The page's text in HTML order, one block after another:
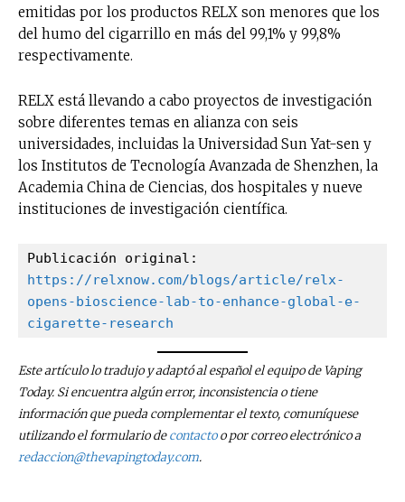
emitidas por los productos RELX son menores que los
del humo del cigarrillo en más del 99,1% y 99,8%
respectivamente.
RELX está llevando a cabo proyectos de investigación
sobre diferentes temas en alianza con seis
universidades, incluidas la Universidad Sun Yat-sen y
los Institutos de Tecnología Avanzada de Shenzhen, la
Academia China de Ciencias, dos hospitales y nueve
instituciones de investigación científica.
https://relxnow.com/blogs/article/relx-
opens-bioscience-lab-to-enhance-global-e-
cigarette-research
Este artículo lo tradujo y adaptó al español el equipo de Vaping
Today. Si encuentra algún error, inconsistencia o tiene
información que pueda complementar el texto, comuníquese
utilizando el formulario decontactoo por correo electrónico a
redaccion@thevapingtoday.com.